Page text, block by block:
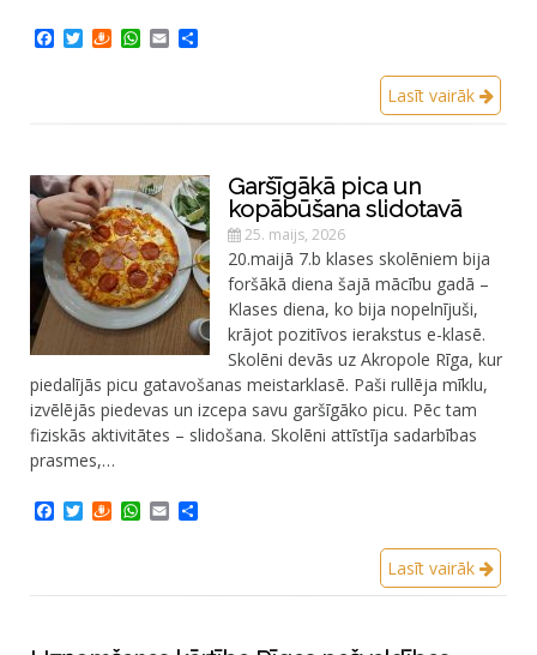
Facebook
TwitterDraugiem
WhatsApp
Email
Lasīt vairāk
Garšīgākā pica un
kopābūšana slidotavā
25. maijs, 2026
20.maijā 7.b klases skolēniem bija
foršākā diena šajā mācību gadā –
Klases diena, ko bija nopelnījuši,
krājot pozitīvos ierakstus e-klasē.
Skolēni devās uz Akropole Rīga, kur
piedalījās picu gatavošanas meistarklasē. Paši rullēja mīklu,
izvēlējās piedevas un izcepa savu garšīgāko picu. Pēc tam
fiziskās aktivitātes – slidošana. Skolēni attīstīja sadarbības
prasmes,…
Facebook
TwitterDraugiem
WhatsApp
Email
Lasīt vairāk